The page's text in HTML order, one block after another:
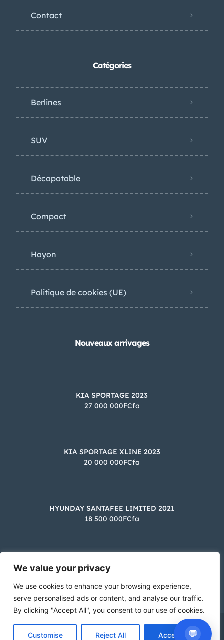
We value your privacy
We use cookies to enhance your browsing experience,
serve personalised ads or content, and analyse our traffic.
By clicking "Accept All", you consent to our use of cookies.
Customise Reject All Accept All
Contact
Catégories
Berlines
SUV
Décapotable
Compact
Hayon
Politique de cookies (UE)
Nouveaux arrivages
KIA SPORTAGE 2023
27 000 000FCfa
KIA SPORTAGE XLINE 2023
20 000 000FCfa
HYUNDAY SANTAFEE LIMITED 2021
18 500 000FCfa
KIA SPORTAGE 2023
23 000 000FCfa
© 2025 Otogo - Achat et vente de véhicule. Tous droits
💬